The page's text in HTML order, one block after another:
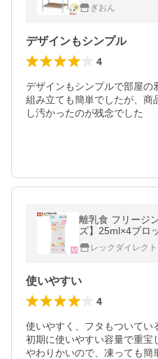
ぎおん
デザインもシンプル
4
デザインもシンプルで部屋の
組み立ても簡単でしたが、商
し汚かったのが残念でした
離乳食 フリージ
ズ】25ml×4ブロ
凍 小分けパック
レックダイレクト
使いやすい
4
使いやすく、フタもついてい
初期に使いやすい容量で重宝
やわりかいので、凍っても簡